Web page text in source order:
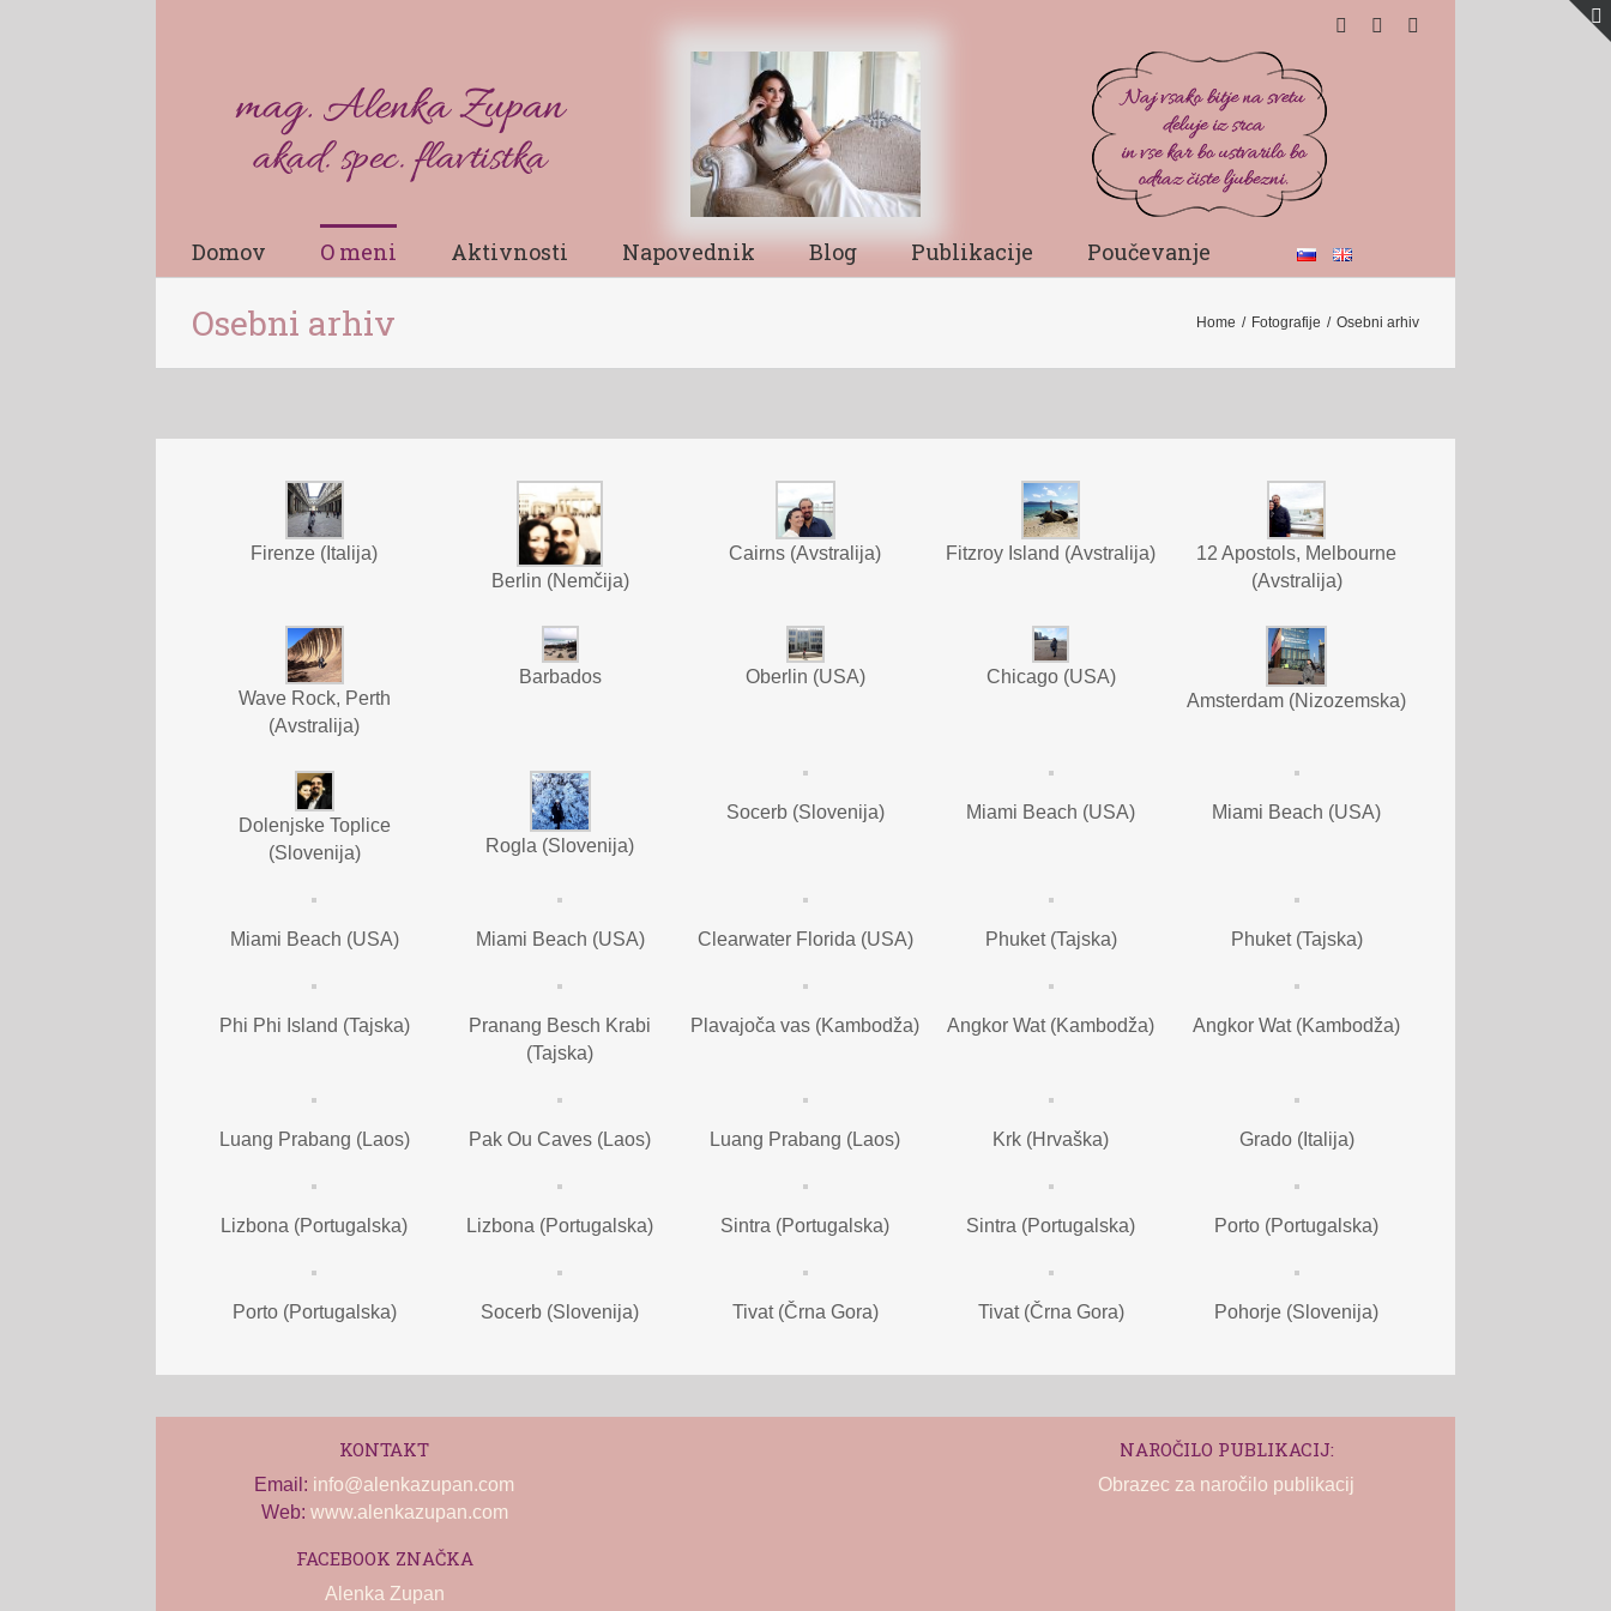
Domov O meni Aktivnosti Napovednik Blog Publikacije Poučevanje
Osebni arhiv Home / Fotografije / Osebni arhiv
Firenze (Italija)
Berlin (Nemčija)
Cairns (Avstralija) Fitzroy Island (Avstralija)
12 Apostols, Melbourne
(Avstralija)
Wave Rock, Perth
(Avstralija)
Barbados Oberlin (USA)
Chicago (USA)
Amsterdam (Nizozemska)
Dolenjske Toplice
(Slovenija)
Rogla (Slovenija)
Socerb (Slovenija) Miami Beach (USA) Miami Beach (USA)
Miami Beach (USA) Miami Beach (USA) Clearwater Florida (USA) Phuket (Tajska) Phuket (Tajska)
Phi Phi Island (Tajska)
Pranang Besch Krabi
(Tajska)
Plavajoča vas (Kambodža) Angkor Wat (Kambodža) Angkor Wat (Kambodža)
Luang Prabang (Laos) Pak Ou Caves (Laos) Luang Prabang (Laos) Krk (Hrvaška) Grado (Italija)
Lizbona (Portugalska) Lizbona (Portugalska) Sintra (Portugalska) Sintra (Portugalska) Porto (Portugalska)
Porto (Portugalska) Socerb (Slovenija) Tivat (Črna Gora) Tivat (Črna Gora) Pohorje (Slovenija)
KONTAKT
Email: info@alenkazupan.com
Web: www.alenkazupan.com
FACEBOOK ZNAČKA
Alenka Zupan
NAROČILO PUBLIKACIJ:
Obrazec za naročilo publikacij